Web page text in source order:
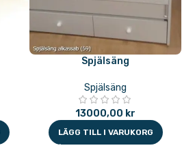
Spjälsäng
Spjälsäng
13000,00 kr
LÄGG TILL I VARUKORG